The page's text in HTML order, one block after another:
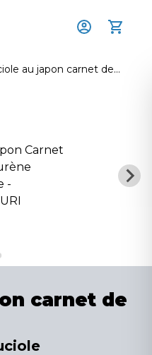
Luciole au japon carnet de voyage
carnet de